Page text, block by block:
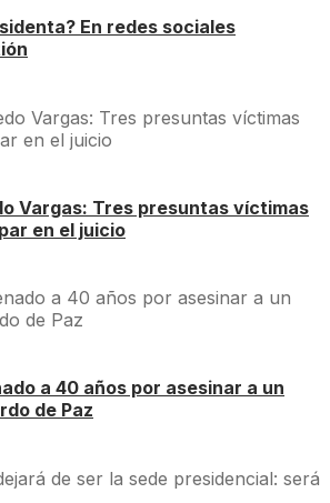
En redes sociales
Vargas: Tres presuntas víctimas
en el juicio
a 40 años por asesinar a un
de Paz